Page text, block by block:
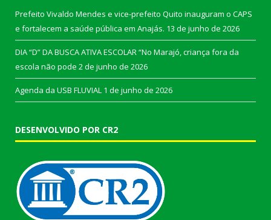
Prefeito Vivaldo Mendes e vice-prefeito Quito inauguram o CAPS
e fortalecem a saúde pública em Anajás. 13 de junho de 2026
DIA “D” DA BUSCA ATIVA ESCOLAR “No Marajó, criança fora da
escola não pode 2 de junho de 2026
Agenda da USB FLUVIAL 1 de junho de 2026
DESENVOLVIDO POR CR2